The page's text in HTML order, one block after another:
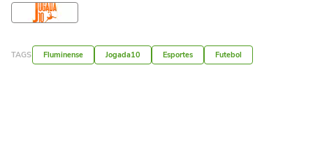
TAGS Fluminense Jogada10 Esportes Futebol